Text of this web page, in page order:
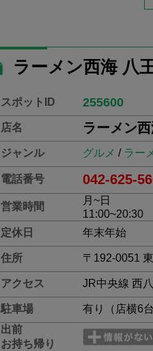
ラーメン西海 八
スポットID 255600
店名 ラーメン
ジャンル グルメ / ラー
電話番号 042-625-
営業時間
月~日
11:00~20:30
定休日
年末年始
住所 〒192-0051
アクセス JR中央線 西
駐車場
有り（店横6台
出前
お持ち帰り